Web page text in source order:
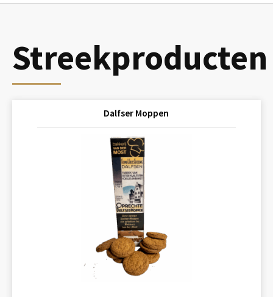
Streekproducten
Dalfser Moppen